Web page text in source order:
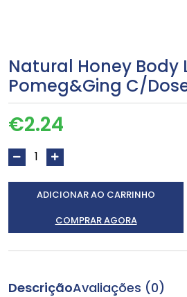
Natural Honey Body
Pomeg&Ging C/
€2.24
ADICIONAR AO CARRINHO
COMPRAR AGORA
DescriçãoAvaliações (0)